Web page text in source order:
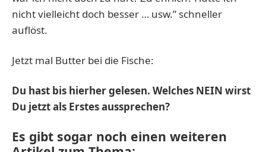
nicht vielleicht doch besser … usw.” schneller
auflöst.
Jetzt mal Butter bei die Fische:
Du hast bis hierher gelesen. Welches NEIN wirst
Du jetzt als Erstes aussprechen?
Es gibt sogar noch einen weiteren